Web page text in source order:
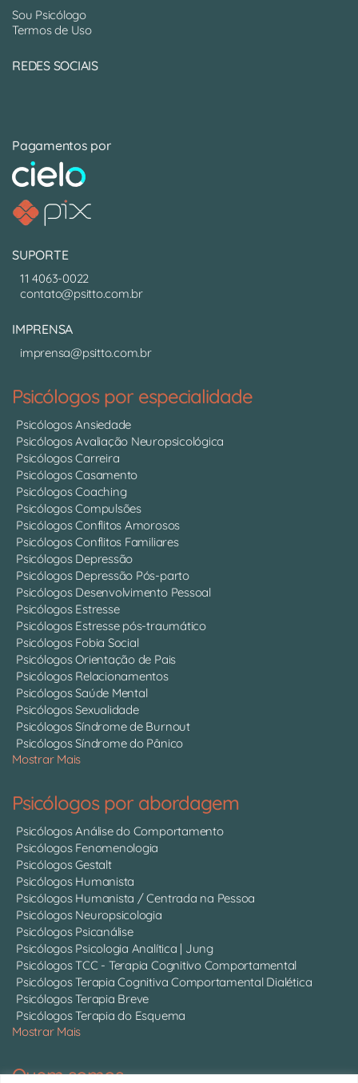
Sou Psicólogo
Termos de Uso
REDES SOCIAIS
Pagamentos por
SUPORTE
11 4063-0022
contato@psitto.com.br
IMPRENSA
imprensa@psitto.com.br
Psicólogos por especialidade
Psicólogos Ansiedade
Psicólogos Avaliação Neuropsicológica
Psicólogos Carreira
Psicólogos Casamento
Psicólogos Coaching
Psicólogos Compulsões
Psicólogos Conflitos Amorosos
Psicólogos Conflitos Familiares
Psicólogos Depressão
Psicólogos Depressão Pós-parto
Psicólogos Desenvolvimento Pessoal
Psicólogos Estresse
Psicólogos Estresse pós-traumático
Psicólogos Fobia Social
Psicólogos Orientação de Pais
Psicólogos Relacionamentos
Psicólogos Saúde Mental
Psicólogos Sexualidade
Psicólogos Síndrome de Burnout
Psicólogos Síndrome do Pânico
Mostrar Mais
Psicólogos por abordagem
Psicólogos Análise do Comportamento
Psicólogos Fenomenologia
Psicólogos Gestalt
Psicólogos Humanista
Psicólogos Humanista / Centrada na Pessoa
Psicólogos Neuropsicologia
Psicólogos Psicanálise
Psicólogos Psicologia Analítica | Jung
Psicólogos TCC - Terapia Cognitivo Comportamental
Psicólogos Terapia Cognitiva Comportamental Dialética
Psicólogos Terapia Breve
Psicólogos Terapia do Esquema
Mostrar Mais
Quem somos